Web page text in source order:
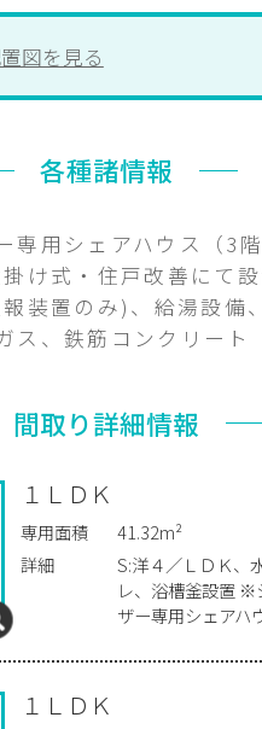
図を見る
各種諸情報
専用シェアハウス（3階
け式・住戸改善にて
装置のみ)、給湯設備
ス、鉄筋コンクリート
間取り詳細情報
１ＬＤＫ
専用面積
41.32m²
詳細
S:洋４／ＬＤＫ、
レ、浴槽釜設置 ※
ザー専用シェアハ
１ＬＤＫ